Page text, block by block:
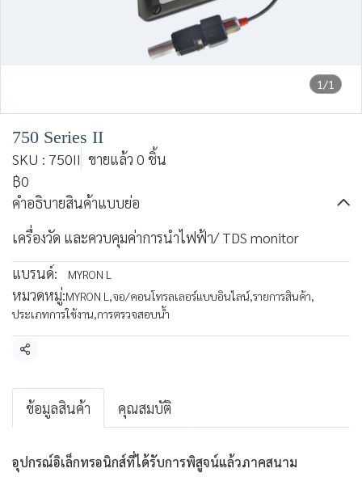
1/1
750 Series II
SKU : 750II ขายแล้ว 0 ชิ้น
฿0
คำอธิบายสินค้าแบบย่อ
เครื่องวัด และควบคุมค่าการนำไฟฟ้า/ TDS monitor
แบรนด์:
MYRON L
หมวดหมู่:MYRON L ,จอ/คอนโทรลเลอร์แบบอินไลน์,รายการสินค้า,
ประเภทการใช้งาน,การตรวจสอบน้ำ
แชร์
ข้อมูลสินค้า คุณสมบัติ
อุปกรณ์อิเล็กทรอนิกส์ที่ได้รับการพิสูจน์แล้วภาคสนาม